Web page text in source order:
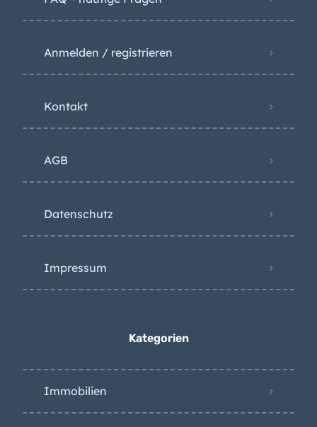
Anmelden / registrieren
Kontakt
AGB
Datenschutz
Impressum
Kategorien
Immobilien